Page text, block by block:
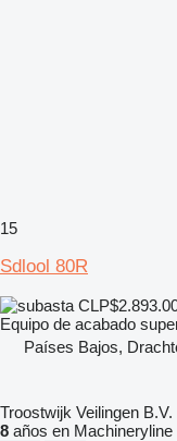
15
Sdlool 80R
Equipo de acabado
Países Bajos,
Troostwijk Veilingen B.V.
8 años en Machineryline